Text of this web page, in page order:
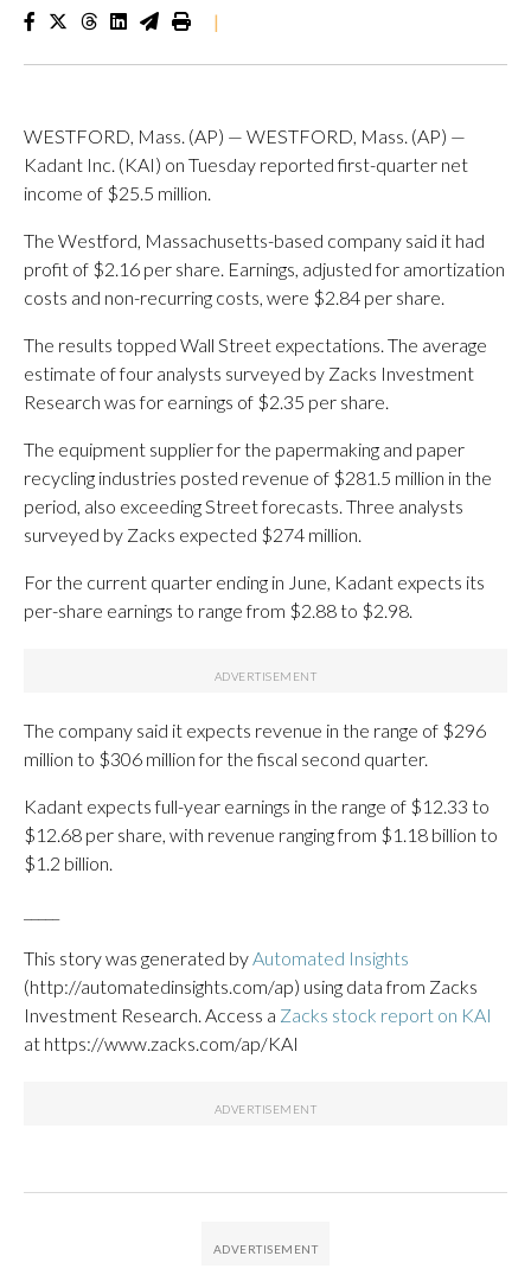
|
WESTFORD, Mass. (AP) — WESTFORD, Mass. (AP) —
Kadant Inc. (KAI) on Tuesday reported first-quarter net
income of $25.5 million.
The Westford, Massachusetts-based company said it had
profit of $2.16 per share. Earnings, adjusted for amortization
costs and non-recurring costs, were $2.84 per share.
The results topped Wall Street expectations. The average
estimate of four analysts surveyed by Zacks Investment
Research was for earnings of $2.35 per share.
The equipment supplier for the papermaking and paper
recycling industries posted revenue of $281.5 million in the
period, also exceeding Street forecasts. Three analysts
surveyed by Zacks expected $274 million.
For the current quarter ending in June, Kadant expects its
per-share earnings to range from $2.88 to $2.98.
The company said it expects revenue in the range of $296
million to $306 million for the fiscal second quarter.
Kadant expects full-year earnings in the range of $12.33 to
$12.68 per share, with revenue ranging from $1.18 billion to
$1.2 billion.
This story was generated by Automated Insights
(http://automatedinsights.com/ap) using data from Zacks
Investment Research. Access a Zacks stock report on KAI
at https://www.zacks.com/ap/KAI